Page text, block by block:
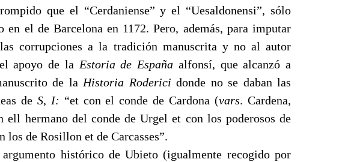
que el “Cerdaniense” y el “Uesaldonensi”, sólo
en el de Barcelona en 1172. Pero, además, para imputar
corrupciones a la tradición manuscrita y no al autor
apoyo de la Estoria de España alfonsí, que alcanzó a
de la Historia Rodericidonde no se daban las
de S, I: “et con el conde de Cardona (vars. Cardena,
ell hermano del conde de Urgel et con los poderosos de
los de Rosillon et de Carcasses”.
histórico de Ubieto (igualmente recogido por